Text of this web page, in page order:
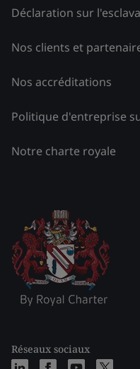
Déclaration sur
Nos clients et
Nos accréditations
Politique d'entreprise
Notre charte royale
Réseaux sociaux